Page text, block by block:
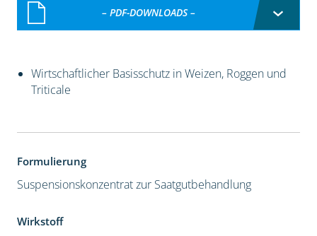
– PDF-DOWNLOADS –
Wirtschaftlicher Basisschutz in Weizen, Roggen und
Triticale
Formulierung
Suspensionskonzentrat zur Saatgutbehandlung
Wirkstoff